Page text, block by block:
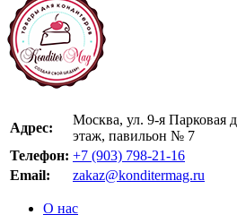
Адрес:
Москва, ул. 9-я
этаж, павильон № 7
Телефон: +7 (903) 798-21-16
Email:
zakaz@konditermag.ru
О нас